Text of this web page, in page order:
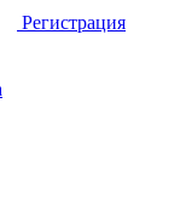
Регистрация